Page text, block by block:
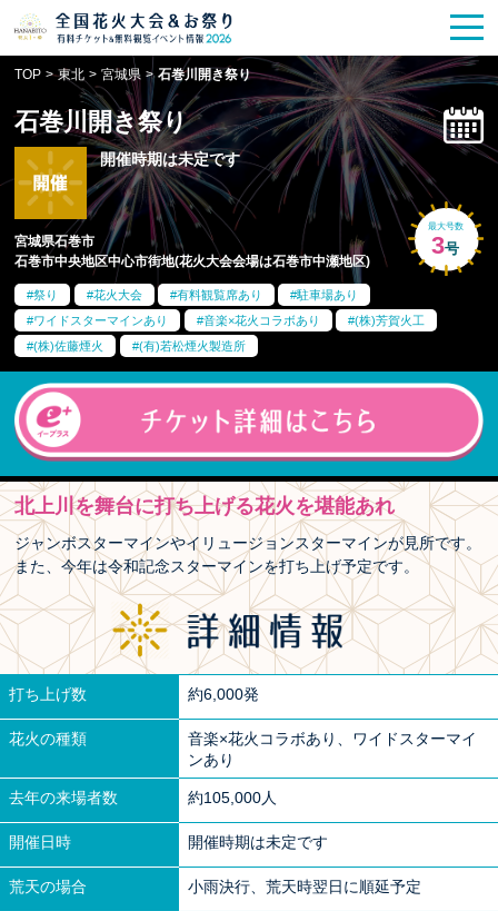
花火大会
HANABITOの道
有料観覧席 販売一覧
ポスター一覧
SPICEレポート記事
今週末開催花火・祭一覧
TOP
TOP > 東北 > 宮城県 > 石巻川開き祭り
石巻川開き祭り
最大号数
3号
開催時期は未定です
宮城県石巻市
石巻市中央地区中心市街地(花火大会会場は石巻市中瀬地区)
祭り 花火大会 有料観覧席あり
駐車場あり
ワイドスターマインあり
音楽×花火コラボあり
(株)芳賀火工
(株)佐藤煙火
(有)若松煙火製造所
北上川を舞台に打ち上げる花火を堪能あれ
ジャンボスターマインやイリュージョンスターマインが見所です。
また、今年は令和記念スターマインを打ち上げ予定です。
打ち上げ数 約6,000発
花火の種類
音楽×花火コラボあり、ワイドスターマイ
ンあり
去年の来場者数 約105,000人
開催日時 開催時期は未定です
荒天の場合 小雨決行、荒天時翌日に順延予定